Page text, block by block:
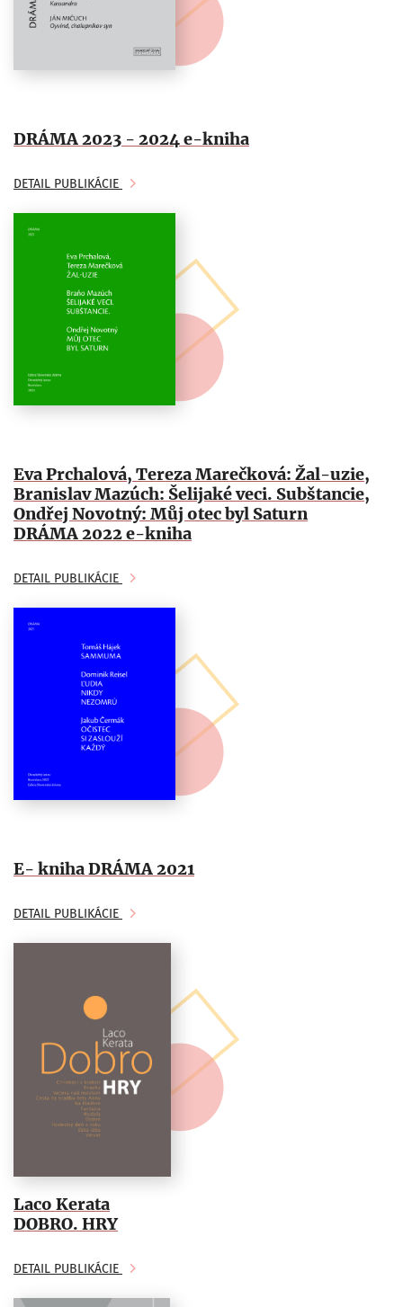
DRÁMA 2023 - 2024 e-kniha
DETAIL PUBLIKÁCIE
Eva Prchalová, Tereza Marečková: Žal-uzie,
Branislav Mazúch: Šelijaké veci. Subštancie,
Ondřej Novotný: Můj otec byl Saturn
DRÁMA 2022 e-kniha
DETAIL PUBLIKÁCIE
E- kniha DRÁMA 2021
DETAIL PUBLIKÁCIE
Laco Kerata
DOBRO. HRY
DETAIL PUBLIKÁCIE